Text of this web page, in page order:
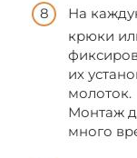
На
крюки
их
молоток.
Монтаж
много